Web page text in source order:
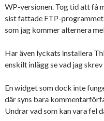
WP-versionen. Tog tid att få
sist fattade FTP-
som jag kommer alternera
Har även lyckats installera
enskilt inlägg se vad jag
En widget som dock inte
där syns bara
Undrar vad som kan vara fel